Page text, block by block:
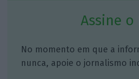
Assine o
No momento em que a
nunca, apoie o jornalismo